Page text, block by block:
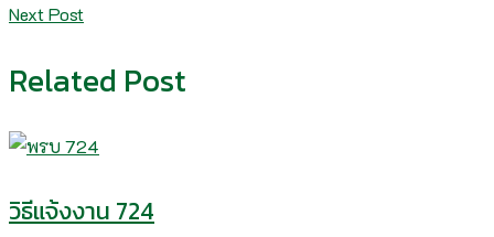
Next Post
Related Post
วิธีแจ้งงาน 724